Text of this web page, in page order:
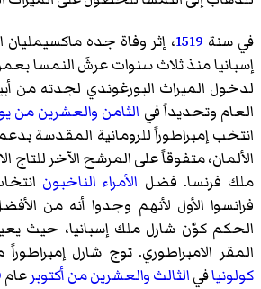
في سنة 1519، إثر وفاة جده ماكسيمليان
إسبانيا منذ ثلاث سنوات عرشَ النمسا
لدخول الميراث البورغوندي لجدته من
العام وتحديداً في الثامن والعشرين من
انتخب إمبراطوراً للرومانية المقدسة
الألمان، متفوقاً على المرشح الآخر للتاج
ملك فرنسا. فضل الأمراء الناخبون
فرانسوا الأول لأنهم وجدوا أنه من
الحكم كوّن شارل ملك إسبانيا، حيث
المقر الامبراطوري. توج شارل
كولونيافيالثالث والعشرين من أكتوبرعام